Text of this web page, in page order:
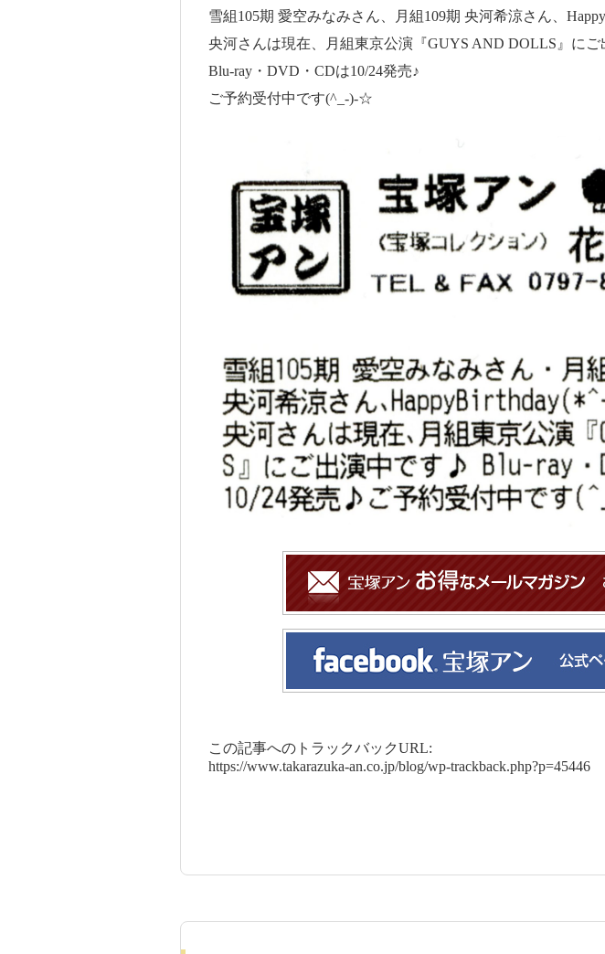
雪組105期 愛空みなみさん、月組109期 央河希涼さん、
央河さんは現在、月組東京公演『GUYS AND DOLLS』にご
Blu-ray・DVD・CDは10/24発売♪
ご予約受付中です(^_-)-☆
この記事へのトラックバックURL:
https://www.takarazuka-an.co.jp/blog/wp-trackback.php?p=45446